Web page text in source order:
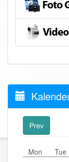
Prev
Mon Tue